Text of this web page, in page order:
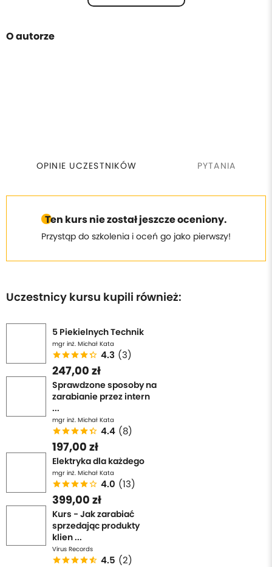
O autorze
OPINIE UCZESTNIKÓW PYTANIA
Ten kurs nie został jeszcze oceniony.
Przystąp do szkolenia i oceń go jako pierwszy!
Uczestnicy kursu kupili również:
5 Piekielnych Technik
mgr inż. Michał Kata
4.3 (3)
247,00 zł
Sprawdzone sposoby na
zarabianie przez intern
...
mgr inż. Michał Kata
4.4 (8)
197,00 zł
Elektryka dla każdego
mgr inż. Michał Kata
4.0 (13)
399,00 zł
Kurs - Jak zarabiać
sprzedając produkty
klien ...
Virus Records
4.5 (2)